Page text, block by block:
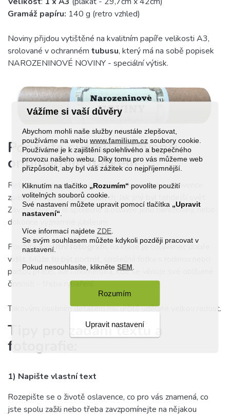
Vážíme si vaší důvěry
Abychom mohli naše služby neustále zlepšovat,
používáme na webuwww.familium.cz soubory cookie.
Používáme je k zajištění spolehlivého a bezpečného
provozu našeho webu. Díky tomu pro vás můžeme web
přizpůsobit, aby byl váš zážitek co nejpříjemnější.
Kliknutím na tlačítko „Rozumím“ povolíte použití
volitelných souborů cookie.
Své nastavení můžete upravit pomocí tlačítka „Upravit
nastavení“
Více informací najdeteZDE
Se svým souhlasem můžete kdykoli později pracovat v
nastavení.
Pokud nesouhlasíte, klikněteSEM
Rozumím
Upravit nastavení
Gramáž papíru: 140 g (retro vzhled)
Noviny přijdou vytištěné na kvalitním papíře velikosti A3,
srolované v ochranném tubusu, který má na sobě popisek
NAROZENINOVÉ NOVINY - speciální výtisk.
Popřejte svému oslavenci
originálním dárkem
Retro narozeninové noviny přenesou vašeho oslavence
zpátky v čase do dob minulých. Jak jiný byl tehdejší svět.
Zavzpomínejte si společně a oslavte jeho narozeniny, nebo
dokonce významné jubileum.
Použijtekvalitní fotografii
, na které je oslavenec dobře
vidět. Může to být portrét, společná fotka s rodinou nebo
partou přátel, ale i momentka, kde se věnuje své oblíbené
činnosti – třeba rybaření.
Takovým osobním detailem mu určitě uděláte velkou radost.
Tipy pro zadání textu a
fotografie:
1) Napište vlastní text
Rozepište se o životě oslavence, co pro vás znamená, co
jste spolu zažili nebo třeba zavzpomínejte na nějakou